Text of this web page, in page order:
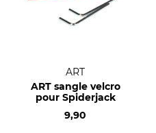
ART
ART sangle velcro
pour Spiderjack
9,90